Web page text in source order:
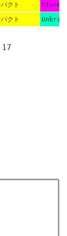
クト
Storm
クト